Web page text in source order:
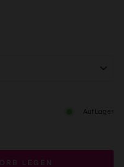
Auf Lager
LEGEN